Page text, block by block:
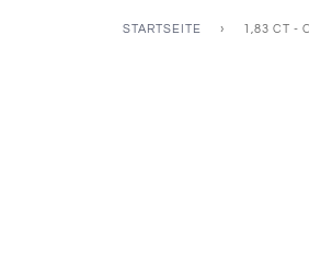
STARTSEITE › 1,83 CT -